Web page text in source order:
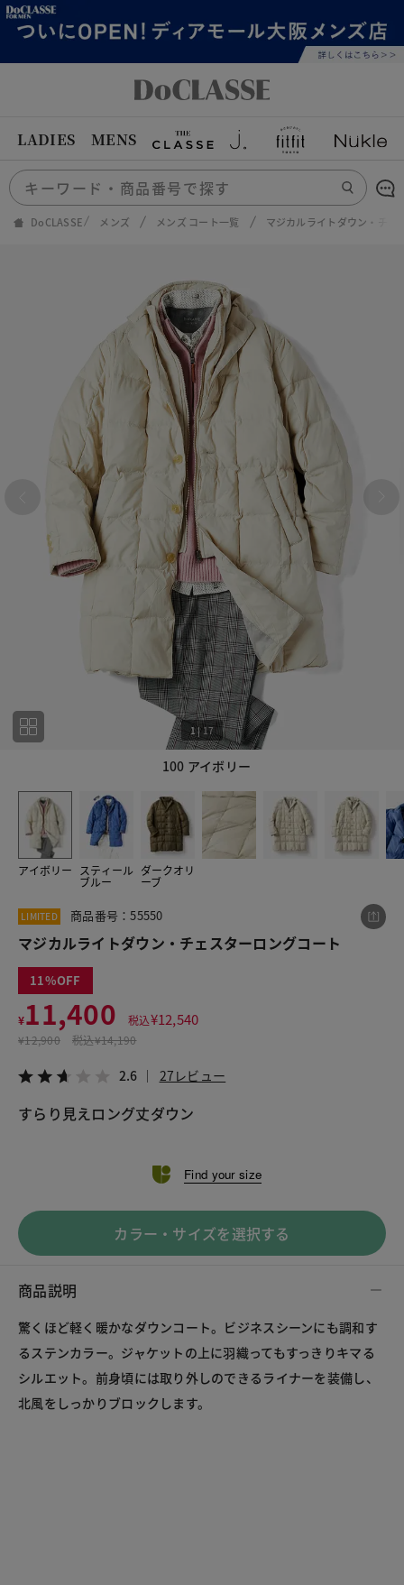
LADIES MENS
DoCLASSE メンズ メンズ コート一覧 マジカルライトダウン・チェ
100 アイボリー
1|17
アイボリー スティール
ブルー
ダークオリ
ーブ
17
LIMITED 商品番号：55550
マジカルライトダウン・チェスターロングコート
11
¥11,400 税込¥12,540
¥12,900 税込¥14,190
2.6 27レビュー
すらり見えロング丈ダウン
Find your size
カラー・サイズを選択する
商品説明
驚くほど軽く暖かなダウンコート。ビジネスシーンにも調和す
るステンカラー。ジャケットの上に羽織ってもすっきりキマる
シルエット。前身頃には取り外しのできるライナーを装備し、
この商品をシェアする
マジカルライトダウン・チェスターロングコート
¥11,400 税込¥12,540
LINE X